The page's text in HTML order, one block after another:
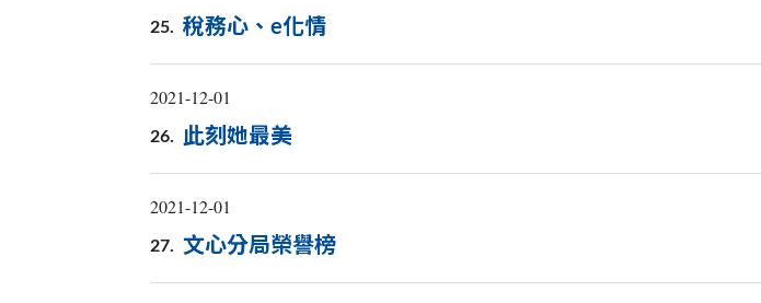
25. 稅務心、e化情
2021-12-01
26. 此刻她最美
2021-12-01
27. 文心分局榮譽榜